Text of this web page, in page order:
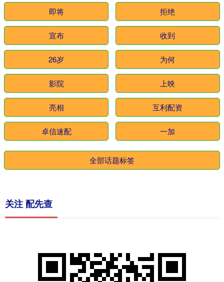
即将 拒绝
宣布 收到
26岁 为何
影院 上映
亮相 互利配资
卓信速配 一加
全部话题标签
关注 配先查